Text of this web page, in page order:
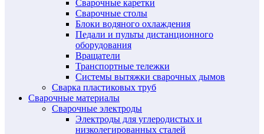
Сварочные каретки
Сварочные столы
Блоки водяного охлаждения
Педали и пульты дистанционного
оборудования
Вращатели
Транспортные тележки
Системы вытяжки сварочных дымов
Сварка пластиковых труб
Сварочные материалы
Сварочные электроды
Электроды для углеродистых и
низколегированных сталей